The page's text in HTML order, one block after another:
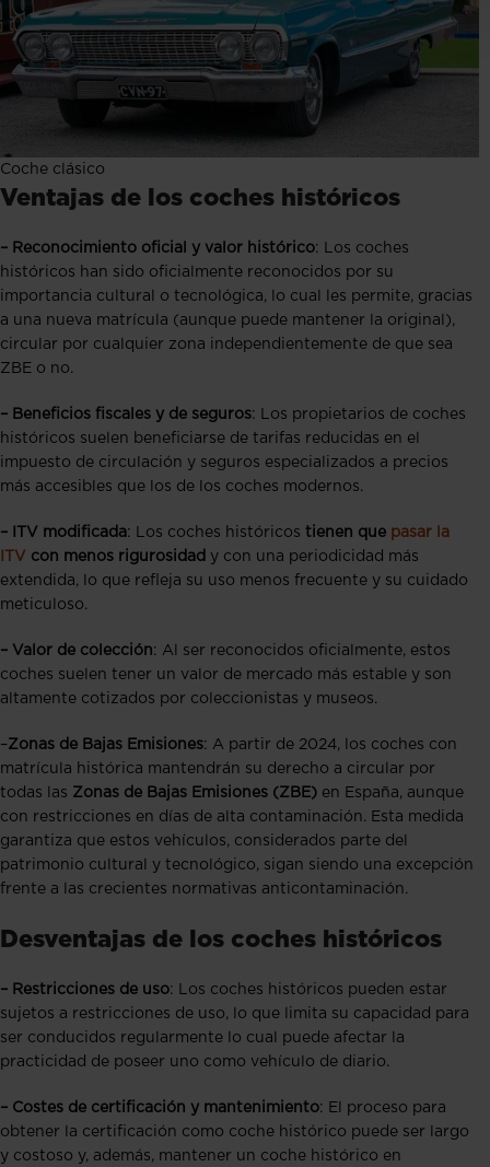
Coche clásico
Ventajas de los coches históricos
– Reconocimiento oficial y valor histórico: Los coches
históricos han sido oficialmente reconocidos por su
importancia cultural o tecnológica, lo cual les permite, gracias
a una nueva matrícula (aunque puede mantener la original),
circular por cualquier zona independientemente de que sea
ZBE o no.
– Beneficios fiscales y de seguros: Los propietarios de coches
históricos suelen beneficiarse de tarifas reducidas en el
impuesto de circulación y seguros especializados a precios
más accesibles que los de los coches modernos.
– ITV modificada: Los coches históricos tienen que pasar la
ITV con menos rigurosidad y con una periodicidad más
extendida, lo que refleja su uso menos frecuente y su cuidado
meticuloso.
– Valor de colección: Al ser reconocidos oficialmente, estos
coches suelen tener un valor de mercado más estable y son
altamente cotizados por coleccionistas y museos.
–Zonas de Bajas Emisiones: A partir de 2024, los coches con
matrícula histórica mantendrán su derecho a circular por
todas las Zonas de Bajas Emisiones (ZBE) en España, aunque
con restricciones en días de alta contaminación. Esta medida
garantiza que estos vehículos, considerados parte del
patrimonio cultural y tecnológico, sigan siendo una excepción
frente a las crecientes normativas anticontaminación.
Desventajas de los coches históricos
– Restricciones de uso: Los coches históricos pueden estar
sujetos a restricciones de uso, lo que limita su capacidad para
ser conducidos regularmente lo cual puede afectar la
practicidad de poseer uno como vehículo de diario.
– Costes de certificación y mantenimiento: El proceso para
obtener la certificación como coche histórico puede ser largo
y costoso y, además, mantener un coche histórico en